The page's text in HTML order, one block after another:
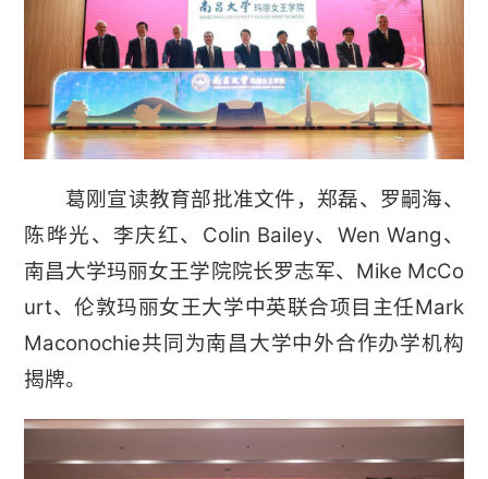
葛刚宣读教育部批准文件，郑磊、罗嗣海、
陈晔光、李庆红、Colin Bailey、Wen Wang、
南昌大学玛丽女王学院院长罗志军、Mike McCo
urt、伦敦玛丽女王大学中英联合项目主任Mark
Maconochie共同为南昌大学中外合作办学机构
揭牌。